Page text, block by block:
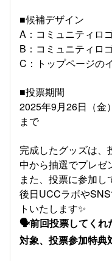
■候補デザイン
A：コミュニティロ
B：コミュニティロ
C：トップページの
■投票期間
2025年9月26日（金
まで
完成したグッズは、
中から抽選でプレゼ
また、投票に参加
後日UCCラボや
トいたします✨
🗣️前回投票してくれ
対象、投票参加特典